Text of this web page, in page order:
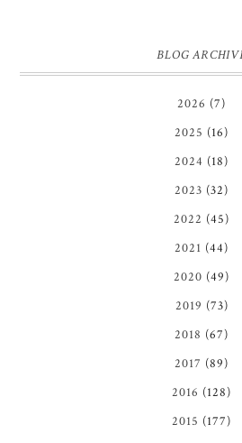
BLOG
2026 (7)
2025 (16)
2024 (18)
2023 (32)
2022 (45)
2021 (44)
2020 (49)
2019 (73)
2018 (67)
2017 (89)
2016 (128)
2015 (177)